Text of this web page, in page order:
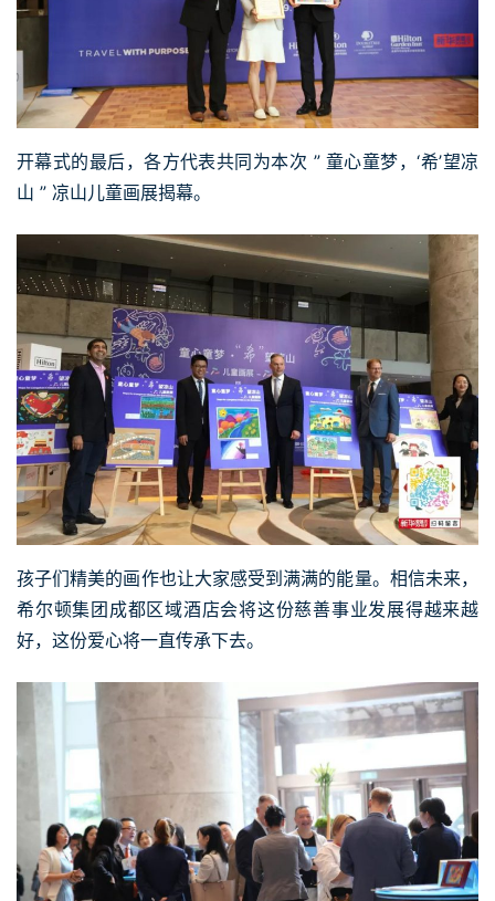
开幕式的最后，各方代表共同为本次 ” 童心童梦，‘希’望凉
山 ” 凉山儿童画展揭幕。
孩子们精美的画作也让大家感受到满满的能量。相信未来，
希尔顿集团成都区域酒店会将这份慈善事业发展得越来越
好，这份爱心将一直传承下去。